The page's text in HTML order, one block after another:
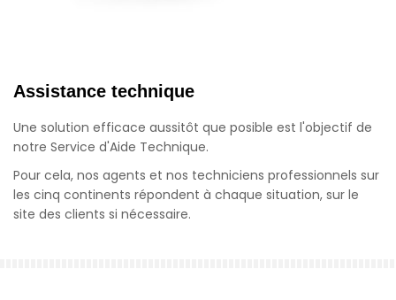
Assistance technique
Une solution efficace aussitôt que posible est l'objectif de
notre Service d'Aide Technique.
Pour cela, nos agents et nos techniciens professionnels sur
les cinq continents répondent à chaque situation, sur le
site des clients si nécessaire.